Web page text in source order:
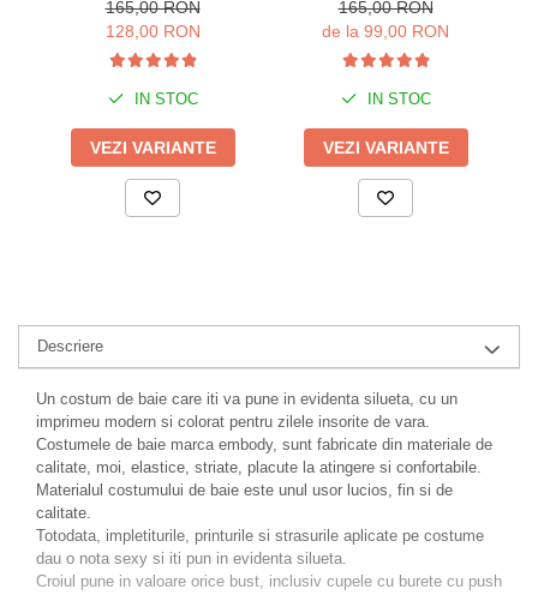
165,00 RON
128,00 RON
IN STOC
VEZI VARIANTE
si imprimeu modern y9200
165,00 RON
de la 99,00 RON
IN STOC
VEZI VARIANTE
Descriere
Un costum de baie care iti va pune in evidenta silueta, cu un
imprimeu modern si colorat pentru zilele insorite de vara.
Costumele de baie marca embody, sunt fabricate din materiale de
calitate, moi, elastice, striate, placute la atingere si confortabile.
Materialul costumului de baie este unul usor lucios, fin si de
calitate.
Totodata, impletiturile, printurile si strasurile aplicate pe costume
dau o nota sexy si iti pun in evidenta silueta.
Croiul pune in valoare orice bust, inclusiv cupele cu burete cu push